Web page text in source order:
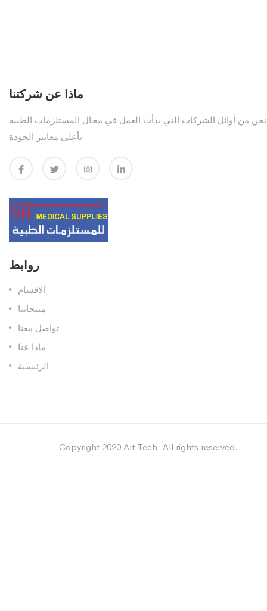
ماذا عن شركتنا
نحن من أوائل الشركات التي بدأت العمل في مجال المستلزمات الطبية
بأعلى معايير الجودة
روابط
الاقسام
منتجاتنا
تواصل معنا
ماذا عنا
الرئيسية
Copyright 2020.Art Tech. All rights reserved.